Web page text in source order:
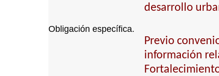
desarrollo
Obligación específica.
Previo
información